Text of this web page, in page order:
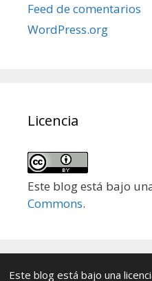
Feed de comentarios
WordPress.org
Licencia
Este blog está bajo
Commons.
Este blog está bajo una